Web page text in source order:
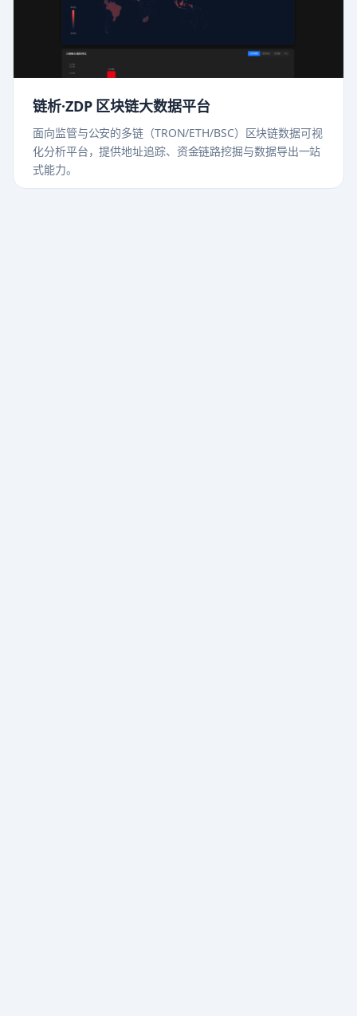
链析·ZDP 区块链大数据平台
面向监管与公安的多链（TRON/ETH/BSC）区块链数据可视
化分析平台，提供地址追踪、资金链路挖掘与数据导出一站
式能力。